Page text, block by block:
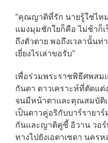
"คุณญาติที่รัก นายรู้ใช่ไห
แมงมุมชักใยก็คือ ไม่ช้าก็
ถึงตัวตาย พอถึงเวลานั้น
เยี่ยงไรเล่าขอรับ"
เพื่อร่วมพระราชพิธีศพสม
กันดา ดาวเคราะห์ที่ตัดแ
จนมีหน้าตาและคุณสมบัติ
เป็นดาวคู่อริกับบาร์รายา
กันและญาติคู่ซี้ อิวาน วอร์
ทางไปยังเอตาเซดา นคร